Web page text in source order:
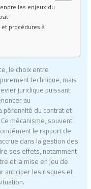
les enjeux du
procédures à
le choix entre
technique, mais
juridique puissant
au
pérennité du contrat et
mécanisme, souvent
le rapport de
dans la gestion des
ses effets, notamment
et la mise en jeu de
anticiper les risques et